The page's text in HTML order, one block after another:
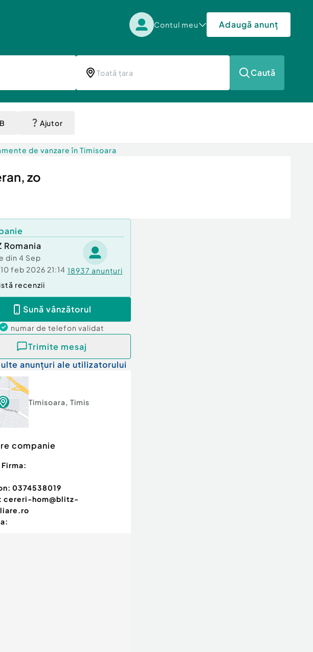
Contul meu Adaugă anunț
Caută
Ajutor
de vanzare în Timisoara
zo
Romania
din 4 Sep
10 feb 2026 21:14 18937 anunțuri
recenzii
Sună vânzătorul
numar de telefon validat
Trimite mesaj
anunțuri ale utilizatorului
Timisoara, Timis
companie
Firma:
0374538019
cereri-hom@blitz-